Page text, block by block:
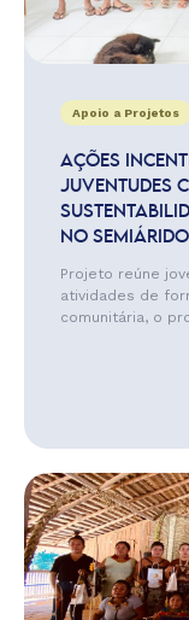
Apoio a Projetos
AÇÕES
JUVENTUDES
NO
Projeto reúne
atividades de
comunitária, o